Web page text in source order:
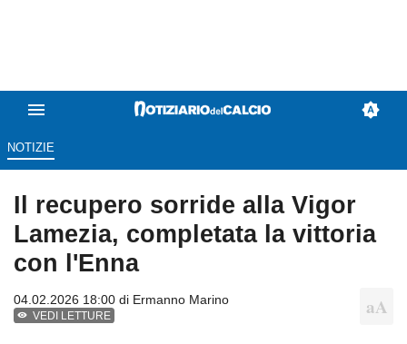
NOTIZIE
Il recupero sorride alla Vigor
Lamezia, completata la vittoria
con l'Enna
04.02.2026 18:00 di Ermanno Marino
VEDI LETTURE